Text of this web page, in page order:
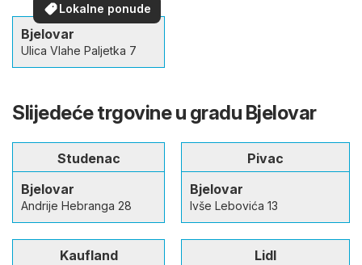
Lokalne ponude
Bjelovar
Ulica Vlahe Paljetka 7
Slijedeće trgovine u gradu Bjelovar
Studenac
Bjelovar
Andrije Hebranga 28
Pivac
Bjelovar
Ivše Lebovića 13
Kaufland
Lidl